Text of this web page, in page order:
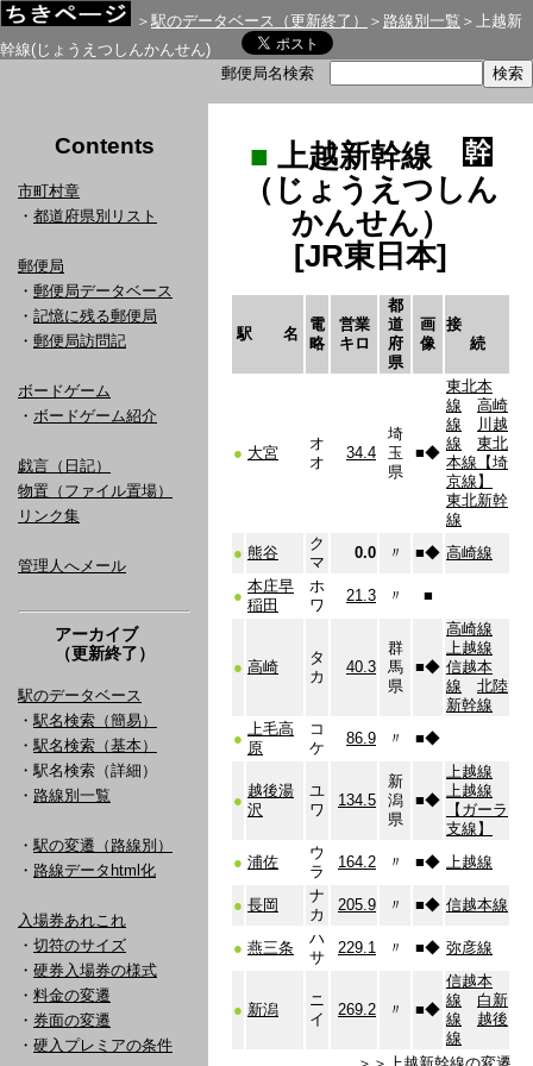
＞ 駅のデータベース（更新終了） ＞ 路線別一覧 ＞上越新
幹線(じょうえつしんかんせん)
郵便局名検索
Contents
市町村章
・ 都道府県別リスト
郵便局
・ 郵便局データベース
・ 記憶に残る郵便局
・ 郵便局訪問記
ボードゲーム
・ ボードゲーム紹介
戯言（日記）
物置（ファイル置場）
リンク集
管理人へメール
アーカイブ
（更新終了）
駅のデータベース
・ 駅名検索（簡易）
・ 駅名検索（基本）
・駅名検索（詳細）
・ 路線別一覧
・ 駅の変遷（路線別）
・ 路線データhtml化
入場券あれこれ
・ 切符のサイズ
・ 硬券入場券の様式
・ 料金の変遷
・ 券面の変遷
・ 硬入プレミアの条件
■ 上越新幹線
（じょうえつしん
かんせん）
[JR東日本]
駅 名
電
略
営業
キロ
都
道
府
県
画
像
接
続
● 大宮
オ
オ
34.4
埼
玉
県
■◆
東北本
線
高崎
線
川越
線
東北
本線【埼
京線】
東北新幹
線
● 熊谷
ク
マ
0.0 〃 ■◆ 高崎線
●
本庄早
稲田
ホ
ワ
21.3 〃 ■
● 高崎
タ
カ
40.3
群
馬
県
■◆
高崎線
上越線
信越本
線
北陸
新幹線
●
上毛高
原
コ
ケ
86.9 〃 ■◆
●
越後湯
沢
ユ
ワ
134.5
新
潟
県
■◆
上越線
上越線
【ガーラ
支線】
● 浦佐
ウ
ラ
164.2 〃 ■◆ 上越線
● 長岡
ナ
カ
205.9 〃 ■◆ 信越本線
● 燕三条
ハ
サ
229.1 〃 ■◆ 弥彦線
● 新潟
ニ
イ
269.2 〃 ■◆
信越本
線
白新
線
越後
線